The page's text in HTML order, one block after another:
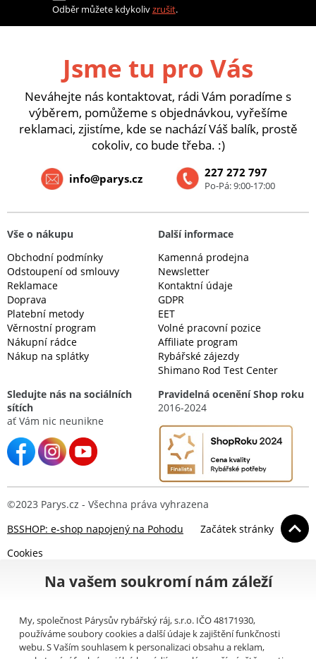
Odběr můžete kdykolivzrušit.
Jsme tu pro Vás
Neváhejte nás kontaktovat, rádi Vám poradíme s
výběrem, pomůžeme s objednávkou, vyřešíme
reklamaci, zjistíme, kde se nachází Váš balík, prostě
cokoliv, co bude třeba. :)
227 272 797
Po-Pá: 9:00-17:00
info@parys.cz
Vše o nákupu
Obchodní podmínky
Odstoupení od smlouvy
Reklamace
Doprava
Platební metody
Věrnostní program
Nákupní rádce
Nákup na splátky
Další informace
Kamenná prodejna
Newsletter
Kontaktní údaje
GDPR
EET
Volné pracovní pozice
Affiliate program
Rybářské zájezdy
Shimano Rod Test Center
Sledujte nás na sociálních
sítích
ať Vám nic neunikne
Pravidelná ocenění Shop roku
2016-2024
©2023 Parys.cz - Všechna práva vyhrazena
BSSHOP: e-shop napojený na Pohodu
Začátek stránky
Cookies
Na vašem soukromí nám záleží
My, společnost Párysův rybářský ráj, s.r.o. IČO 48171930,
používáme soubory cookies a další údaje k zajištění funkčnosti
webu. S Vaším souhlasem k personalizaci obsahu a reklam,